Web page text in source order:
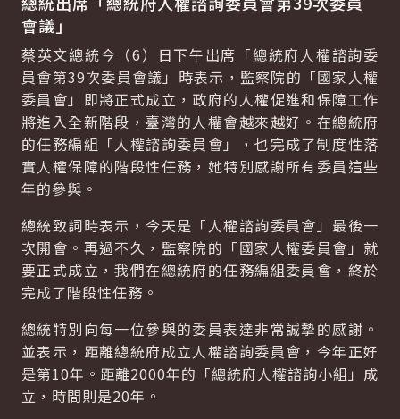
會議」
蔡英文總統今（6）日下午出席「總統府人權諮詢委
員會第39次委員會議」時表示，監察院的「國家人權
委員會」即將正式成立，政府的人權促進和保障工作
將進入全新階段，臺灣的人權會越來越好。在總統府
的任務編組「人權諮詢委員會」，也完成了制度性落
實人權保障的階段性任務，她特別感謝所有委員這些
年的參與。
總統致詞時表示，今天是「人權諮詢委員會」最後一
次開會。再過不久，監察院的「國家人權委員會」就
要正式成立，我們在總統府的任務編組委員會，終於
完成了階段性任務。
總統特別向每一位參與的委員表達非常誠摯的感謝。
並表示，距離總統府成立人權諮詢委員會，今年正好
是第10年。距離2000年的「總統府人權諮詢小組」成
立，時間則是20年。